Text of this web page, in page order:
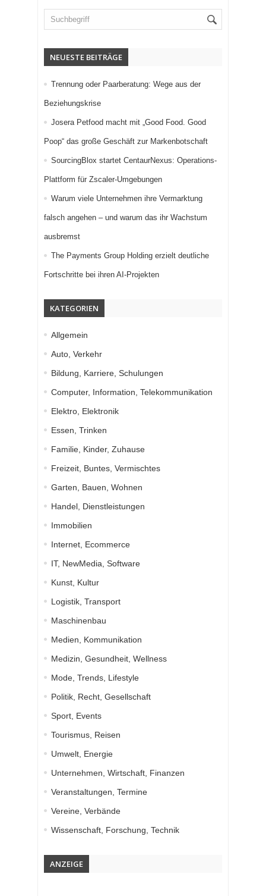
NEUESTE BEITRÄGE
Trennung oder Paarberatung: Wege aus der
Beziehungskrise
Josera Petfood macht mit „Good Food. Good
Poop“ das große Geschäft zur Markenbotschaft
SourcingBlox startet CentaurNexus: Operations-
Plattform für Zscaler-Umgebungen
Warum viele Unternehmen ihre Vermarktung
falsch angehen – und warum das ihr Wachstum
ausbremst
The Payments Group Holding erzielt deutliche
Fortschritte bei ihren AI-Projekten
KATEGORIEN
Allgemein
Auto, Verkehr
Bildung, Karriere, Schulungen
Computer, Information, Telekommunikation
Elektro, Elektronik
Essen, Trinken
Familie, Kinder, Zuhause
Freizeit, Buntes, Vermischtes
Garten, Bauen, Wohnen
Handel, Dienstleistungen
Immobilien
Internet, Ecommerce
IT, NewMedia, Software
Kunst, Kultur
Logistik, Transport
Maschinenbau
Medien, Kommunikation
Medizin, Gesundheit, Wellness
Mode, Trends, Lifestyle
Politik, Recht, Gesellschaft
Sport, Events
Tourismus, Reisen
Umwelt, Energie
Unternehmen, Wirtschaft, Finanzen
Veranstaltungen, Termine
Vereine, Verbände
Wissenschaft, Forschung, Technik
ANZEIGE